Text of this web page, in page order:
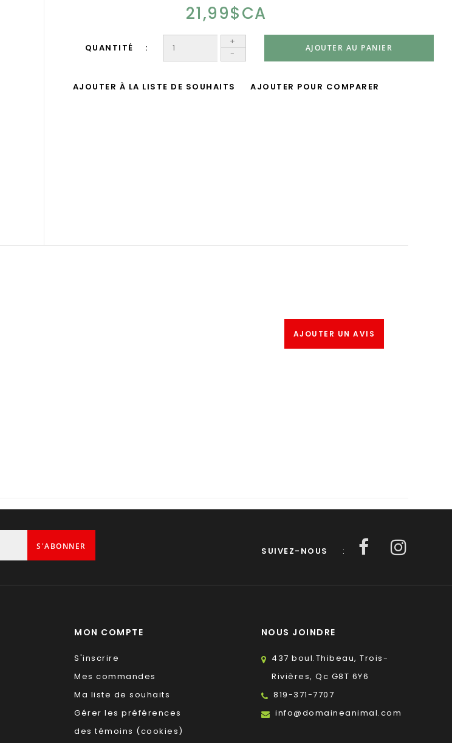
21,99$CA
QUANTITÉ
+
-
AJOUTER AU PANIER
AJOUTER À LA LISTE DE SOUHAITS AJOUTER POUR COMPARER
AJOUTER UN AVIS
S'ABONNER SUIVEZ-NOUS :
MON COMPTE
S'inscrire
Mes commandes
Ma liste de souhaits
Gérer les préférences
des témoins (cookies)
NOUS JOINDRE
437 boul.Thibeau, Trois-
Rivières, Qc G8T 6Y6
819-371-7707
info@domaineanimal.com